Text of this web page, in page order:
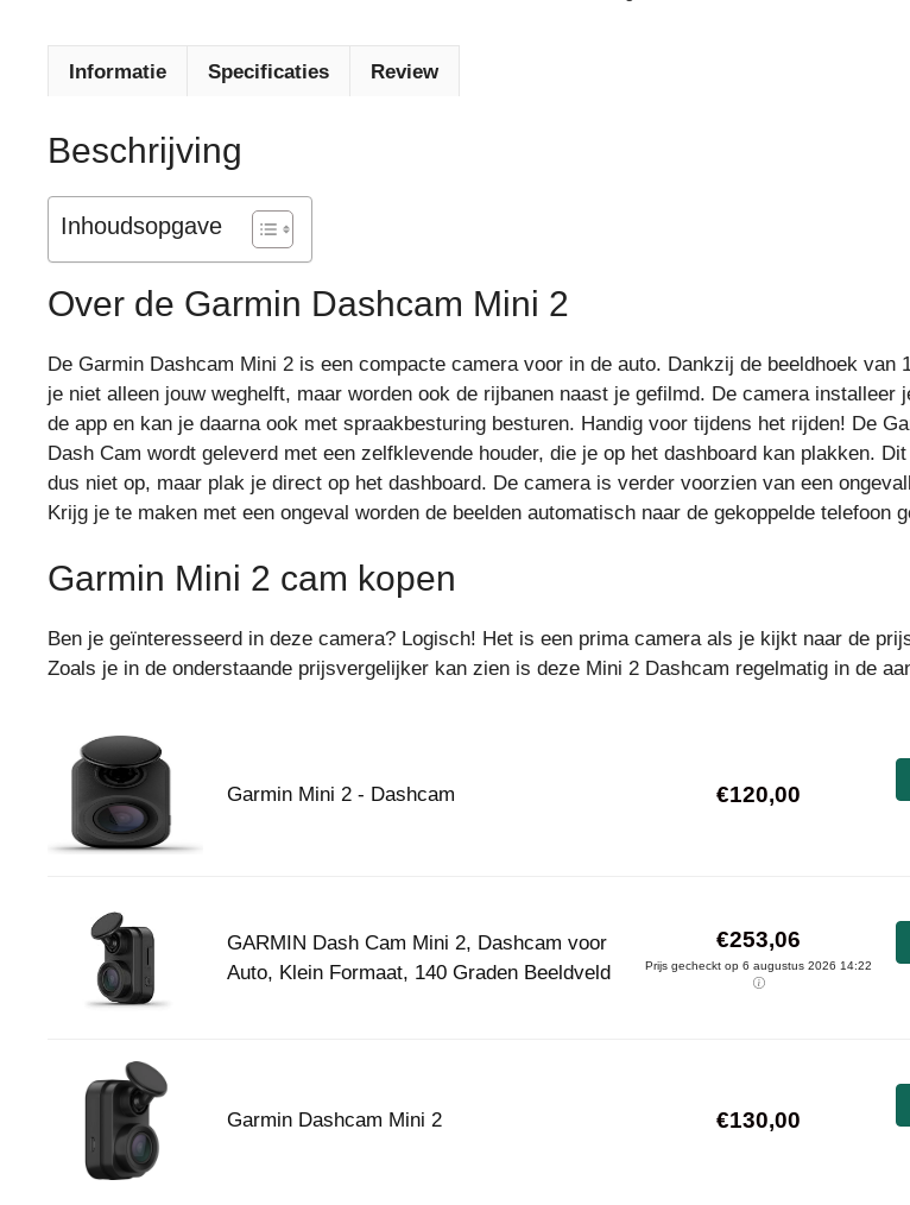
Informatie Specificaties Review
Beschrijving
Inhoudsopgave
Over de Garmin Dashcam Mini 2
De Garmin Dashcam Mini 2 is een compacte camera voor in de auto. Dankzij de beeldhoek van
je niet alleen jouw weghelft, maar worden ook de rijbanen naast je gefilmd. De camera installeer
de app en kan je daarna ook met spraakbesturing besturen. Handig voor tijdens het rijden! De
Dash Cam wordt geleverd met een zelfklevende houder, die je op het dashboard kan plakken.
dus niet op, maar plak je direct op het dashboard. De camera is verder voorzien van een
Krijg je te maken met een ongeval worden de beelden automatisch naar de gekoppelde telefoon
Garmin Mini 2 cam kopen
Ben je geïnteresseerd in deze camera? Logisch! Het is een prima camera als je kijkt naar de
Zoals je in de onderstaande prijsvergelijker kan zien is deze Mini 2 Dashcam regelmatig in de
Garmin Mini 2 - Dashcam €120,00
GARMIN Dash Cam Mini 2, Dashcam voor
Auto, Klein Formaat, 140 Graden Beeldveld
€253,06
Prijs gecheckt op 6 augustus 2026 14:22
Garmin Dashcam Mini 2 €130,00